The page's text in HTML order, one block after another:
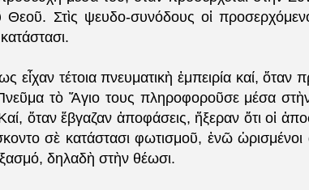
Στὶς ψευδο-συνόδους οἱ
εἶχαν τέτοια πνευματικὴ ἐμπειρία καί, ὅταν
τὸ Ἅγιο τους πληροφοροῦσε μέσα στὴν
ὅταν ἔβγαζαν ἀποφάσεις, ἤξεραν ὅτι οἱ
σὲ κατάστασι φωτισμοῦ, ἐνῶ
δηλαδὴ στὴν θέωσι.